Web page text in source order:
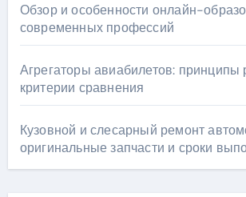
Обзор и особенности онлайн-
современных профессий
Агрегаторы авиабилетов: принципы
критерии сравнения
Кузовной и слесарный ремонт
оригинальные запчасти и сроки